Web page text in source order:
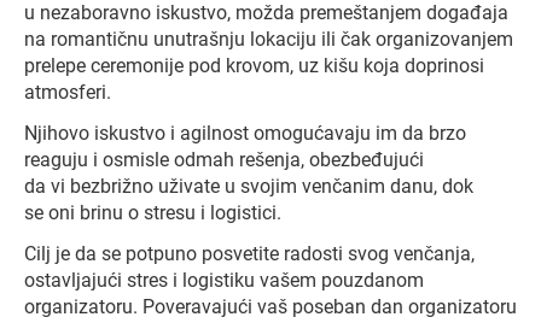
u nezaboravno iskustvo, možda premeštanjem događaja
na romantičnu unutrašnju lokaciju ili čak organizovanjem
prelepe ceremonije pod krovom, uz kišu koja doprinosi
atmosferi.
Njihovo iskustvo i agilnost omogućavaju im da brzo
reaguju i osmisle odmah rešenja, obezbeđujući
da vi bezbrižno uživate u svojim venčanim danu, dok
se oni brinu o stresu i logistici.
Cilj je da se potpuno posvetite radosti svog venčanja,
ostavljajući stres i logistiku vašem pouzdanom
organizatoru. Poveravajući vaš poseban dan organizatoru